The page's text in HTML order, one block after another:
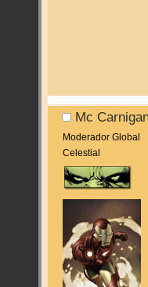
Mc
Moderador Global
Celestial